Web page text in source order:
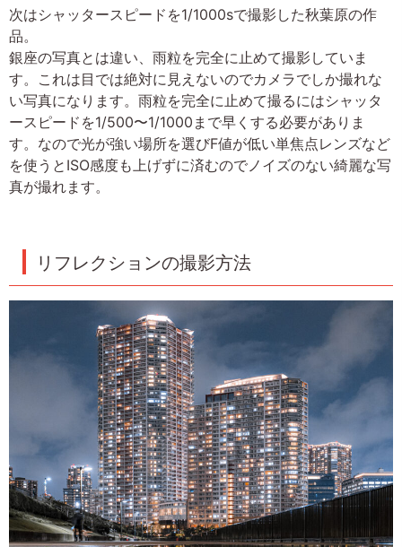
次はシャッタースピードを1/1000sで撮影した秋葉原の作
品。
銀座の写真とは違い、雨粒を完全に止めて撮影していま
す。これは目では絶対に見えないのでカメラでしか撮れな
い写真になります。雨粒を完全に止めて撮るにはシャッタ
ースピードを1/500〜1/1000まで早くする必要がありま
す。なので光が強い場所を選びF値が低い単焦点レンズなど
を使うとISO感度も上げずに済むのでノイズのない綺麗な写
真が撮れます。
リフレクションの撮影方法